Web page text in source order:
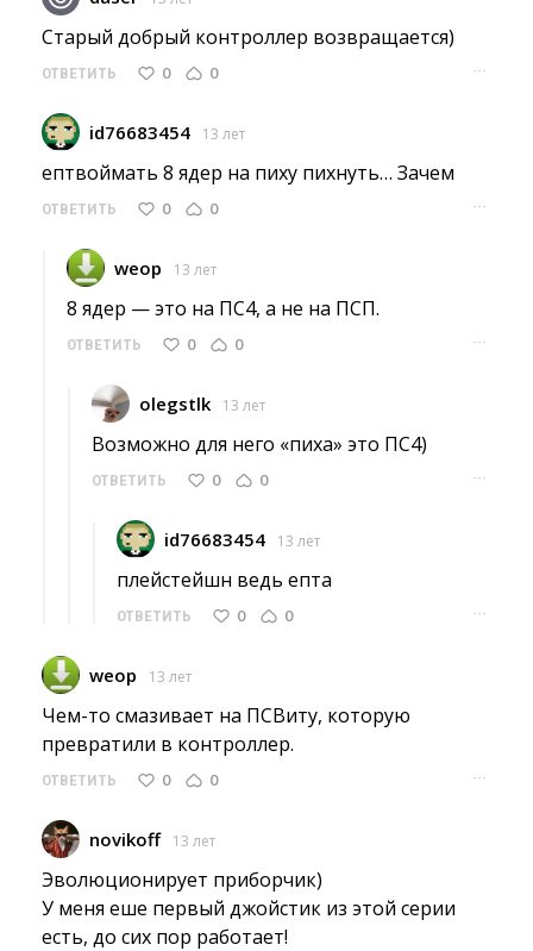
Старый добрый контроллер возвращается)
ОТВЕТИТЬ 0 0 ···
id76683454 13 лет
ептвоймать 8 ядер на пиху пихнуть… Зачем
ОТВЕТИТЬ 0 0 ···
weop 13 лет
8 ядер — это на ПС4, а не на ПСП.
ОТВЕТИТЬ 0 0 ···
olegstlk 13 лет
Возможно для него «пиха» это ПС4)
ОТВЕТИТЬ 0 0 ···
id76683454 13 лет
плейстейшн ведь епта
ОТВЕТИТЬ 0 0 ···
weop 13 лет
Чем-то смазивает на ПСВиту, которую
превратили в контроллер.
ОТВЕТИТЬ 0 0 ···
novikoff 13 лет
Эволюционирует приборчик)
У меня еше первый джойстик из этой серии
есть, до сих пор работает!